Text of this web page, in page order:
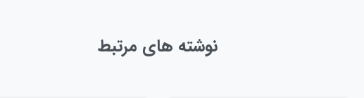
نوشته های مرتبط